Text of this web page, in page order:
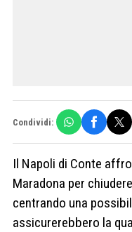
Condividi:
Il Napoli di Conte
Maradona per
centrando una
assicurerebbero la